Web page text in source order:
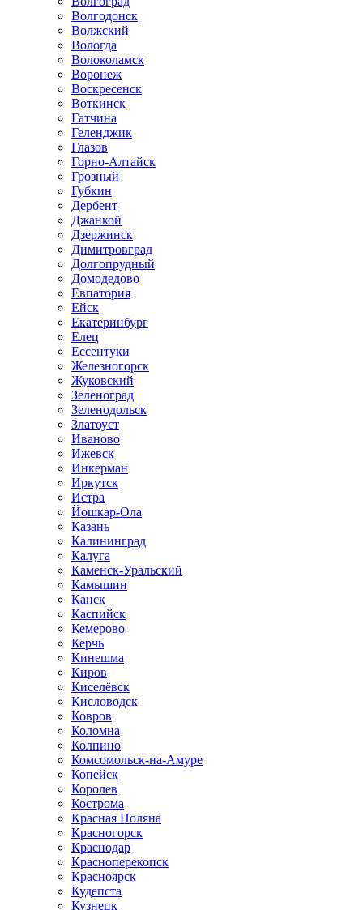
Волгодонск
Волжский
Вологда
Волоколамск
Воронеж
Воскресенск
Воткинск
Гатчина
Геленджик
Глазов
Горно-Алтайск
Грозный
Губкин
Дербент
Джанкой
Дзержинск
Димитровград
Долгопрудный
Домодедово
Евпатория
Ейск
Екатеринбург
Елец
Ессентуки
Железногорск
Жуковский
Зеленоград
Зеленодольск
Златоуст
Иваново
Ижевск
Инкерман
Иркутск
Истра
Йошкар-Ола
Казань
Калининград
Калуга
Каменск-Уральский
Камышин
Канск
Каспийск
Кемерово
Керчь
Кинешма
Киров
Киселёвск
Кисловодск
Ковров
Коломна
Колпино
Комсомольск-на-Амуре
Копейск
Королев
Кострома
Красная Поляна
Красногорск
Краснодар
Красноперекопск
Красноярск
Кудепста
Кузнецк